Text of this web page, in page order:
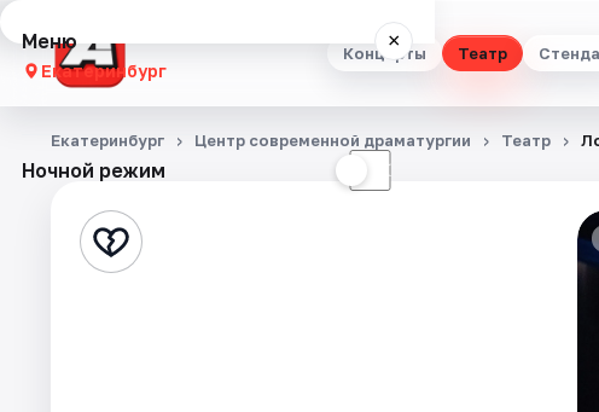
Концерты Театр
Меню ×
Екатеринбург
Концерты
Стендап
Ночной режим ☾
Екатеринбург Центр современной драматургии Театр